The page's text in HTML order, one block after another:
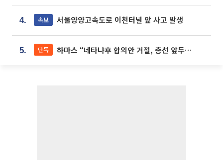
4. 속보 서울양양고속도로 이천터널 앞 사고 발생
5. 단독 하마스 “네타냐후 합의안 거절, 총선 앞두고 시간 끌기”